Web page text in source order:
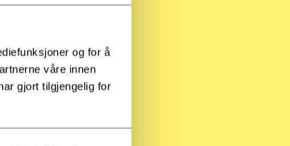
og for å
våre innen
gjort tilgjengelig for